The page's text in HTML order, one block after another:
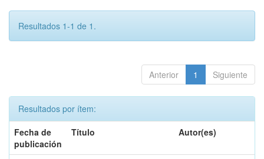
Resultados 1-1 de 1.
Anterior 1 Siguiente
Resultados por ítem:
Fecha de
publicación
Título Autor(es)